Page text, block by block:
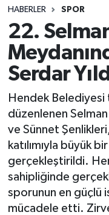
HABERLER SPOR
22.
Serdar
Hendek Belediyesi
düzenlenen
ve Sünnet
katılımıyla büyük
gerçekleştirildi.
sahipliğinde
sporunun en güçlü
mücadele etti.